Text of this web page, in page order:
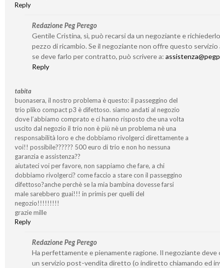
Reply
Redazione Peg Perego
Gentile Cristina, sì, può recarsi da un negoziante e
pezzo di ricambio. Se il negoziante non offre questo servizio
se deve farlo per contratto, può scrivere a:
Reply
tabita
buonasera, il nostro problema è questo: il passeggino del
trio pliko compact p3 è difettoso. siamo andati al negozio
dove l’abbiamo comprato e ci hanno risposto che una volta
uscito dal negozio il trio non è più nè un problema nè una
responsabilità loro e che dobbiamo rivolgerci direttamente a
voi!! possibile?????? 500 euro di trio e non ho nessuna
garanzia e assistenza??
aiutateci voi per favore, non sappiamo che fare, a chi
dobbiamo rivolgerci? come faccio a stare con il passeggino
difettoso?anche perchè se la mia bambina dovesse farsi
male sarebbero guai!!! in primis per quelli del
negozio!!!!!!!!!
grazie mille
Reply
Redazione Peg Perego
Ha perfettamente e pienamente ragione. Il negoziante deve
un servizio post-vendita diretto (o indiretto chiamando ed